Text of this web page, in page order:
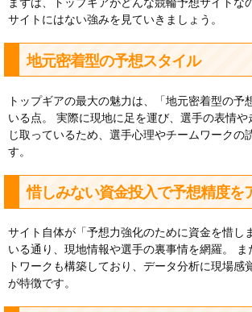
サイトにはない強みを見ていきましょう。
地元密着型の予想スタイル
トップギアの最大の魅力は、「地元密着型の予
いる点。 実際に現地に足を運び、選手の表情
じ取っているため、選手心理やチームワークの
す。
惜しみない資金投入で予想精度を
サイト自体が「予想力強化のために資金を惜し
いる通り、現地情報や選手の裏事情を網羅。 ま
トワークも構築しており、データ分析に現場感
が特徴です。